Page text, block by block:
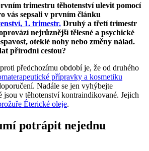
trimestru těhotenství ulevit pomocí
vás sepsali v prvním článku
1. trimestr. Druhý a třetí trimestr
nejrůznější tělesné a psychické
oteklé nohy nebo změny nálad.
přírodní cestou?
předchozímu období je, že od druhého
přípravky a kosmetiku
Nadále se jen vyhýbejte
jsou v těhotenství kontraindikované. Jejich
Éterické oleje.
potrápit nejednu